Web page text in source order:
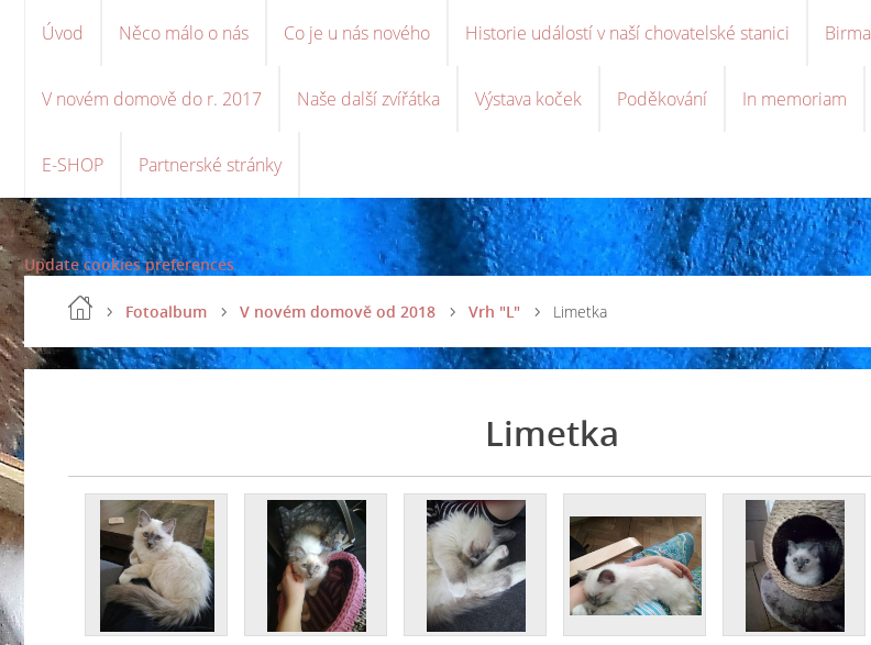
Úvod Něco málo o nás Co je u nás nového Historie událostí v naší chovatelské stanici Birma
V novém domově do r. 2017 Naše další zvířátka Výstava koček Poděkování In memoriam
E-SHOP Partnerské stránky
Update cookies preferences
Fotoalbum V novém domově od 2018 Vrh "L" Limetka
Limetka